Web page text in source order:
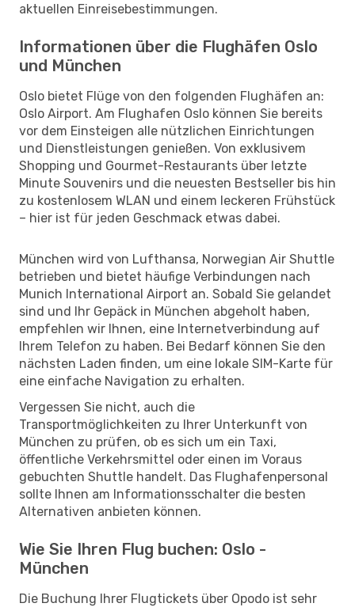
aktuellen Einreisebestimmungen.
Informationen über die Flughäfen Oslo
und München
Oslo bietet Flüge von den folgenden Flughäfen an:
Oslo Airport. Am Flughafen Oslo können Sie bereits
vor dem Einsteigen alle nützlichen Einrichtungen
und Dienstleistungen genießen. Von exklusivem
Shopping und Gourmet-Restaurants über letzte
Minute Souvenirs und die neuesten Bestseller bis hin
zu kostenlosem WLAN und einem leckeren Frühstück
– hier ist für jeden Geschmack etwas dabei.
München wird von Lufthansa, Norwegian Air Shuttle
betrieben und bietet häufige Verbindungen nach
Munich International Airport an. Sobald Sie gelandet
sind und Ihr Gepäck in München abgeholt haben,
empfehlen wir Ihnen, eine Internetverbindung auf
Ihrem Telefon zu haben. Bei Bedarf können Sie den
nächsten Laden finden, um eine lokale SIM-Karte für
eine einfache Navigation zu erhalten.
Vergessen Sie nicht, auch die
Transportmöglichkeiten zu Ihrer Unterkunft von
München zu prüfen, ob es sich um ein Taxi,
öffentliche Verkehrsmittel oder einen im Voraus
gebuchten Shuttle handelt. Das Flughafenpersonal
sollte Ihnen am Informationsschalter die besten
Alternativen anbieten können.
Wie Sie Ihren Flug buchen: Oslo -
München
Die Buchung Ihrer Flugtickets über Opodo ist sehr